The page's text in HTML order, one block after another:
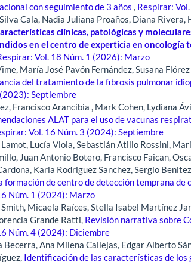
con seguimiento de 3 años , Respirar:
Cala, Nadia Juliana Proaños, Diana
clínicas, patológicas y
en el centro de experticia en oncología
Vol. 18 Núm. 1 (2026): Marzo
María José Pavón Fernández, Susana
del tratamiento de la fibrosis pulmonar
Septiembre
Francisco Arancibia , Mark Cohen, Lydiana
ALAT para el uso de vacunas
Vol. 16 Núm. 3 (2024): Septiembre
Lucía Viola, Sebastián Atilio Rossini,
Juan Antonio Botero, Francisco Faican,
Karla Rodriguez Sanchez, Sergio
formación de centro de detección temprana de
Núm. 1 (2024): Marzo
Micaela Raíces, Stella Isabel Martínez
Grande Ratti, Revisión narrativa sobre
Núm. 4 (2024): Diciembre
Becerra, Ana Milena Callejas, Edgar Alberto
Identificación de las características de